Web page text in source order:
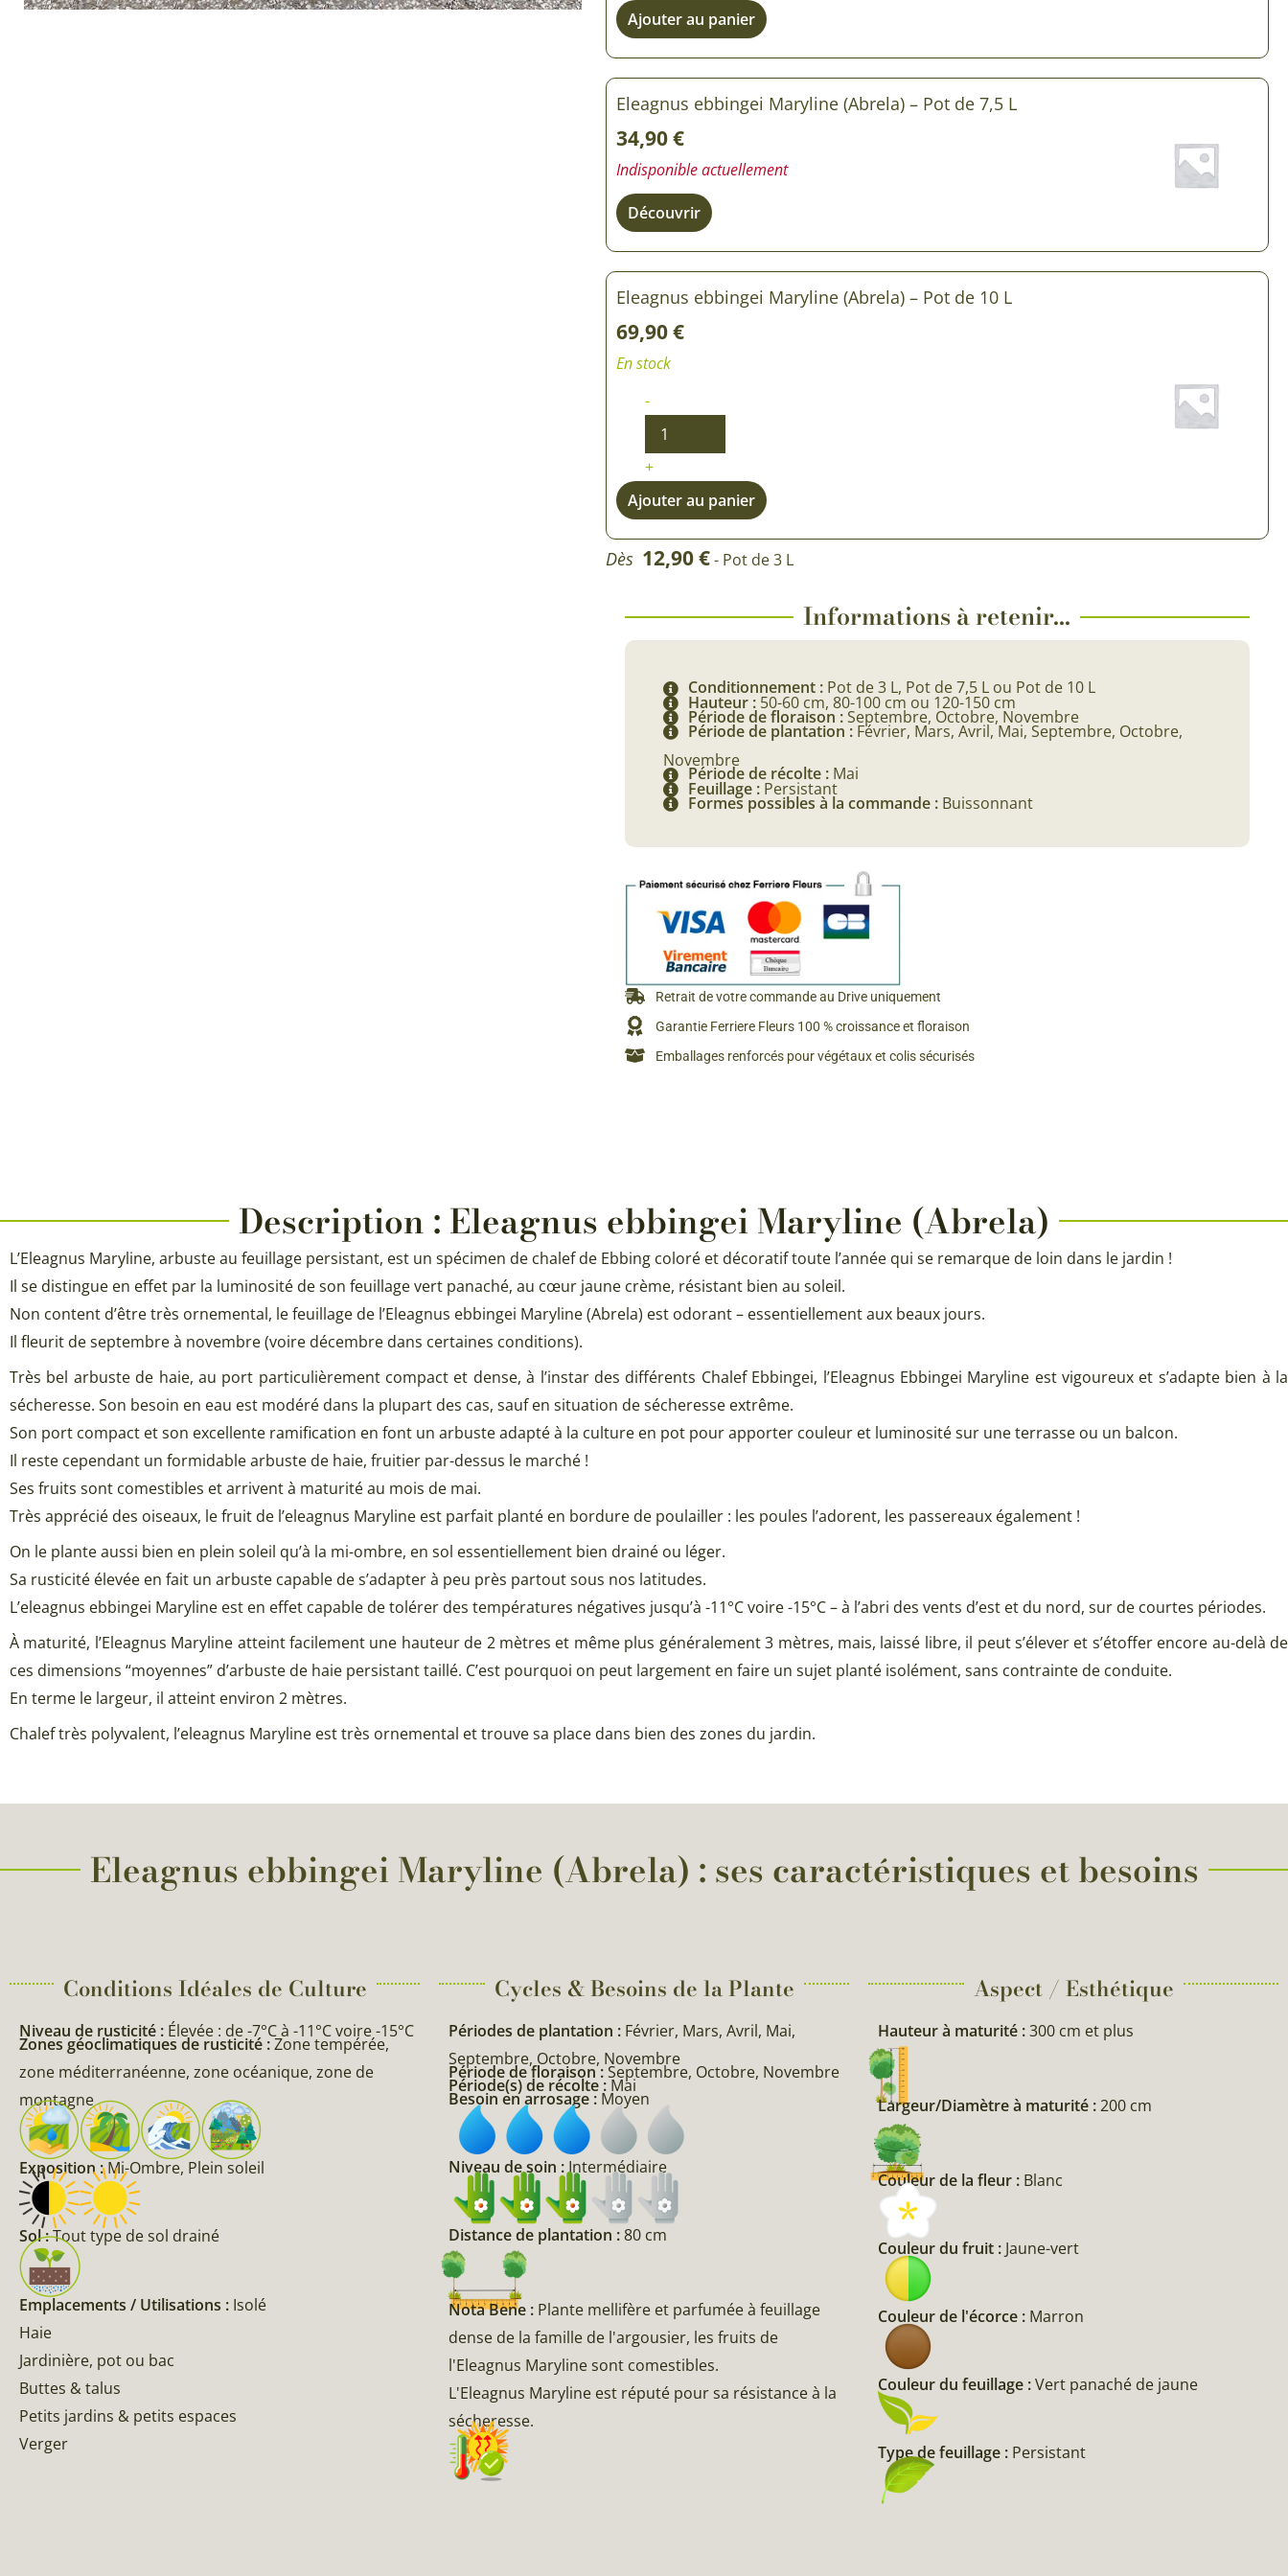
Bulbes de fleurs de A à Z
Ajouter au panier
Eleagnus ebbingei Maryline (Abrela) – Pot de 7,5 L
34,90€
Indisponible actuellement
Découvrir
Eleagnus ebbingei Maryline (Abrela) – Pot de 10 L
69,90€
En stock
-
+
Ajouter au panier
Dès 12,90€- Pot de 3 L
Informations à retenir...
Conditionnement : Pot de 3 L, Pot de 7,5 L ou Pot de 10 L
Hauteur : 50-60 cm, 80-100 cm ou 120-150 cm
Période de floraison :Septembre, Octobre, Novembre
Période de plantation : Février, Mars, Avril, Mai, Septembre, Octobre,
Novembre
Période de récolte : Mai
Feuillage : Persistant
Formes possibles à la commande : Buissonnant
Retrait de votre commande au Drive uniquement
Garantie Ferriere Fleurs 100 % croissance et floraison
Emballages renforcés pour végétaux et colis sécurisés
Description : Eleagnus ebbingei Maryline (Abrela)
L’Eleagnus Maryline, arbuste au feuillage persistant, est un spécimen de chalef de Ebbing coloré et décoratif toute l’année qui se remarque de loin dans le jardin !
Il se distingue en effet par la luminosité de son feuillage vert panaché, au cœur jaune crème, résistant bien au soleil.
Non content d’être très ornemental, le feuillage de l’Eleagnus ebbingei Maryline (Abrela) est odorant – essentiellement aux beaux jours.
Il fleurit de septembre à novembre (voire décembre dans certaines conditions).
Très bel arbuste de haie, au port particulièrement compact et dense, à l’instar des différents Chalef Ebbingei, l’Eleagnus Ebbingei Maryline est vigoureux et s’adapte bien à la
sécheresse. Son besoin en eau est modéré dans la plupart des cas, sauf en situation de sécheresse extrême.
Son port compact et son excellente ramification en font un arbuste adapté à la culture en pot pour apporter couleur et luminosité sur une terrasse ou un balcon.
Il reste cependant un formidable arbuste de haie, fruitier par-dessus le marché !
Ses fruits sont comestibles et arrivent à maturité au mois de mai.
Très apprécié des oiseaux, le fruit de l’eleagnus Maryline est parfait planté en bordure de poulailler : les poules l’adorent, les passereaux également !
On le plante aussi bien en plein soleil qu’à la mi-ombre, en sol essentiellement bien drainé ou léger.
Sa rusticité élevée en fait un arbuste capable de s’adapter à peu près partout sous nos latitudes.
L’eleagnus ebbingei Maryline est en effet capable de tolérer des températures négatives jusqu’à -11°C voire -15°C – à l’abri des vents d’est et du nord, sur de courtes périodes.
À maturité, l’Eleagnus Maryline atteint facilement une hauteur de 2 mètres et même plus généralement 3 mètres, mais, laissé libre, il peut s’élever et s’étoffer encore au-delà de
ces dimensions “moyennes” d’arbuste de haie persistant taillé. C’est pourquoi on peut largement en faire un sujet planté isolément, sans contrainte de conduite.
En terme le largeur, il atteint environ 2 mètres.
Chalef très polyvalent, l’eleagnus Maryline est très ornemental et trouve sa place dans bien des zones du jardin.
Eleagnus ebbingei Maryline (Abrela) : ses caractéristiques et besoins
Conditions Idéales de Culture
Niveau de rusticité : Élevée : de -7°C à -11°C voire -15°C
Zones géoclimatiques de rusticité :Zone tempérée,
zone méditerranéenne, zone océanique, zone de
montagne
Exposition :Mi-Ombre, Plein soleil
Sol :Tout type de sol drainé
Emplacements / Utilisations : Isolé
Haie
Jardinière, pot ou bac
Buttes & talus
Petits jardins & petits espaces
Verger
Cycles & Besoins de la Plante​
Périodes de plantation : Février, Mars, Avril, Mai,
Septembre, Octobre, Novembre
Période de floraison :Septembre, Octobre, Novembre
Période(s) de récolte :Mai
Besoin en arrosage :Moyen
Niveau de soin :Intermédiaire
Distance de plantation :80 cm
Nota Bene : Plante mellifère et parfumée à feuillage
dense de la famille de l'argousier, les fruits de
l'Eleagnus Maryline sont comestibles.
L'Eleagnus Maryline est réputé pour sa résistance à la
sécheresse.
Aspect / Esthétique
Hauteur à maturité :300 cm et plus
Largeur/Diamètre à maturité :200 cm
Couleur de la fleur : Blanc
Couleur du fruit : Jaune-vert
Couleur de l'écorce : Marron
Couleur du feuillage :Vert panaché de jaune
Type de feuillage : Persistant